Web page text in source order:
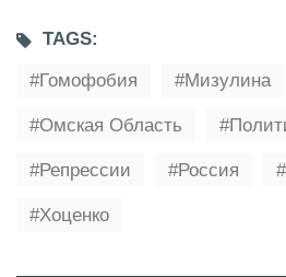
TAGS:
Гомофобия
Мизулина
Омская Область
Репрессии Россия
Хоценко